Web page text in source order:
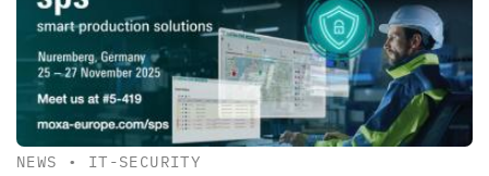
NEWS • IT-SECURITY